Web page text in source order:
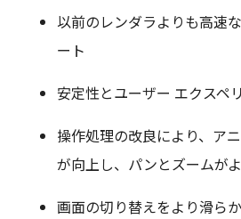
以前のレンダラよりも高速
ート
安定性とユーザー エクスペ
操作処理の改良により、ア
が向上し、パンとズームが
画面の切り替えをより滑ら